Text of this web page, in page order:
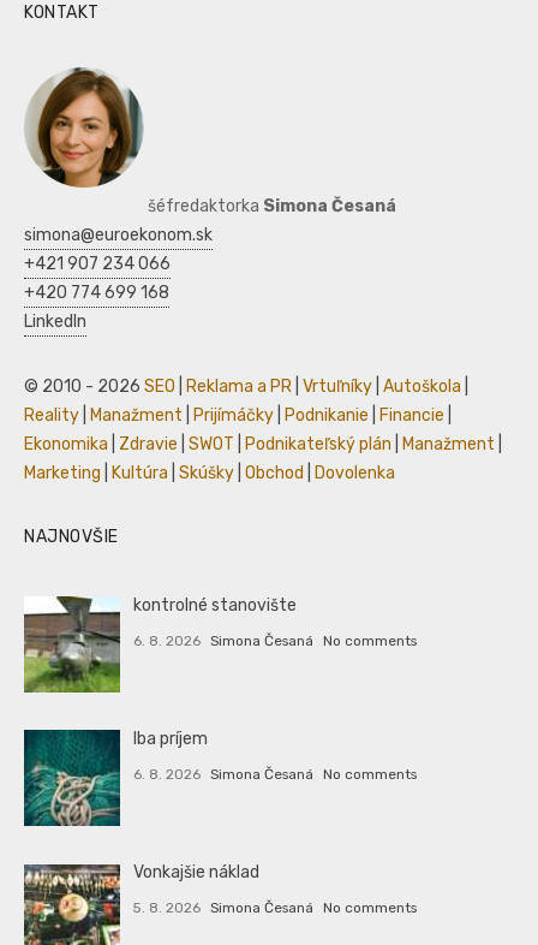
KONTAKT
šéfredaktorka Simona Česaná
simona@euroekonom.sk
+421 907 234 066
+420 774 699 168
LinkedIn
© 2010 - 2026 SEO Reklama a PR Vrtuľníky Autoškola
Reality
Manažment Prijímáčky Podnikanie Financie
Ekonomika
Zdravie SWOT Podnikateľský plán Manažment
Marketing
Kultúra Skúšky Obchod Dovolenka
NAJNOVŠIE
kontrolné stanovište
6. 8. 2026 Simona Česaná No comments
Iba príjem
6. 8. 2026 Simona Česaná No comments
Vonkajšie náklad
5. 8. 2026 Simona Česaná No comments